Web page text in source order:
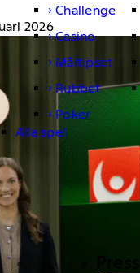
Challenge
Casino
Måltipset
Rubbet
Poker
Alla spel
2026